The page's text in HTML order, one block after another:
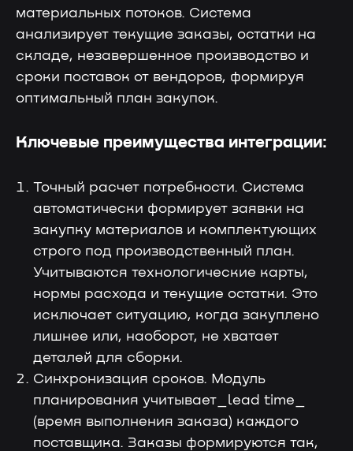
материальных потоков. Система
анализирует текущие заказы, остатки на
складе, незавершенное производство и
сроки поставок от вендоров, формируя
оптимальный план закупок.
Ключевые преимущества интеграции:
Точный расчет потребности. Система
автоматически формирует заявки на
закупку материалов и комплектующих
строго под производственный план.
Учитываются технологические карты,
нормы расхода и текущие остатки. Это
исключает ситуацию, когда закуплено
лишнее или, наоборот, не хватает
деталей для сборки.
Синхронизация сроков. Модуль
планирования учитывает_lead time_
(время выполнения заказа) каждого
поставщика. Заказы формируются так,